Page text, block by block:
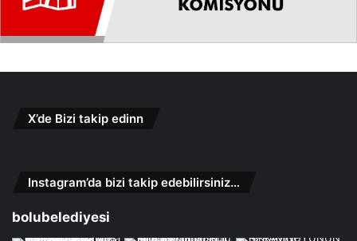
X’de Bizi takip edinn
Instagram’da bizi takip edebilirsiniz…
bolubelediyesi